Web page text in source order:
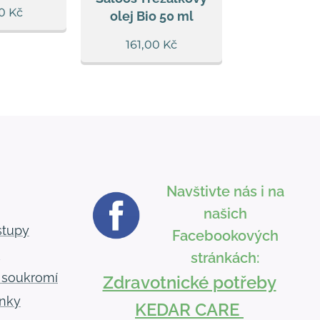
Kč
olej Bio 50 ml
161,00 Kč
Navštivte nás i na
našich
Facebookových
stránkách:
Zdravotnické potřeby
KEDAR CARE